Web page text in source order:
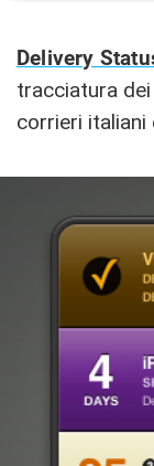
Delivery
tracciatura
corrieri italiani